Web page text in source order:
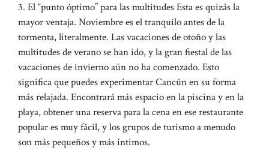
3. El “punto óptimo” para las multitudes Esta es quizás la
mayor ventaja. Noviembre es el tranquilo antes de la
tormenta, literalmente. Las vacaciones de otoño y las
multitudes de verano se han ido, y la gran fiestal de las
vacaciones de invierno aún no ha comenzado. Esto
significa que puedes experimentar Cancún en su forma
más relajada. Encontrará más espacio en la piscina y en la
playa, obtener una reserva para la cena en ese restaurante
popular es muy fácil, y los grupos de turismo a menudo
son más pequeños y más íntimos.